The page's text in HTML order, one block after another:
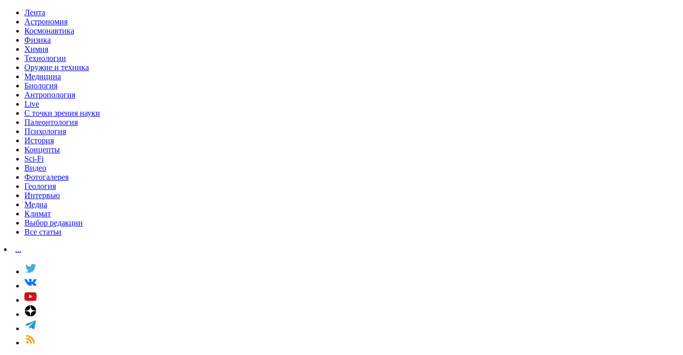
Лента
Астрономия
Космонавтика
Физика
Химия
Технологии
Оружие и техника
Медицина
Биология
Антропология
Live
С точки зрения науки
Палеонтология
Психология
История
Концепты
Sci-Fi
Видео
Фотогалерея
Геология
Интервью
Медиа
Климат
Выбор редакции
Все статьи
...